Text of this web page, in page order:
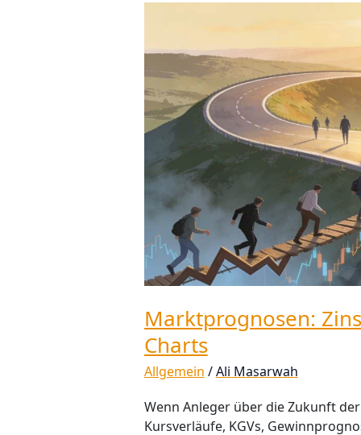
Marktprognosen:
Charts
Allgemein /Ali Masarwah
Wenn Anleger über die Zukunft
Kursverläufe, KGVs,
schlagen
Aktien-
Charts